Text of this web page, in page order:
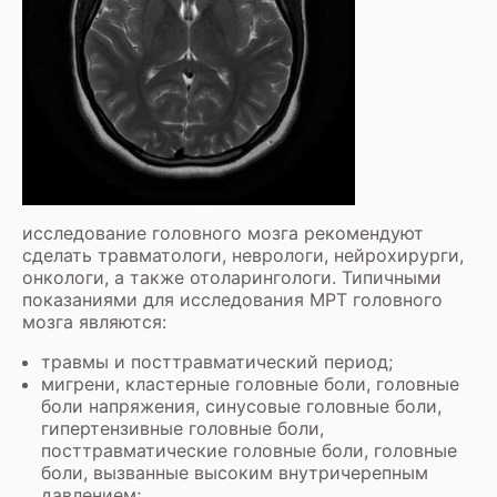
исследование головного мозга рекомендуют
сделать травматологи, неврологи, нейрохирурги,
онкологи, а также отоларингологи. Типичными
показаниями для исследования МРТ головного
мозга являются:
травмы и посттравматический период;
мигрени, кластерные головные боли, головные
боли напряжения, синусовые головные боли,
гипертензивные головные боли,
посттравматические головные боли, головные
боли, вызванные высоким внутричерепным